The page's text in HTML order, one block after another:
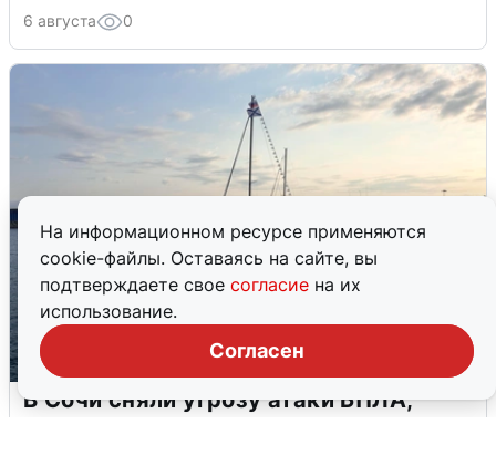
На информационном ресурсе применяются
cookie-файлы. Оставаясь на сайте, вы
подтверждаете свое согласие на их
использование.
Согласен
6 августа 0
В Сочи сняли угрозу атаки БПЛА,